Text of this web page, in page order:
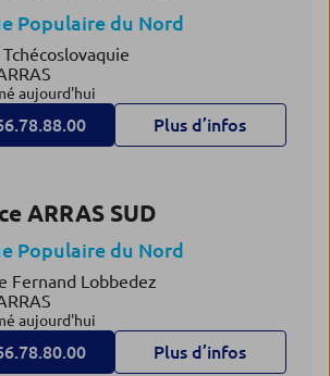
Populaire du Nord
aujourd'hui
Plus d’infos
ARRAS SUD
Populaire du Nord
Fernand Lobbedez
aujourd'hui
Plus d’infos